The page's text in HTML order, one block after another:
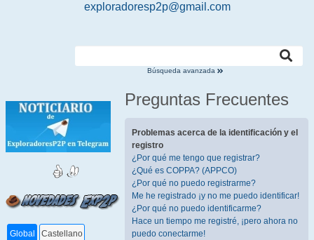
exploradoresp2p@gmail.com
Búsqueda avanzada
Global Castellano
Preguntas Frecuentes
Problemas acerca de la identificación y el
registro
¿Por qué me tengo que registrar?
¿Qué es COPPA? (APPCO)
¿Por qué no puedo registrarme?
Me he registrado ¡y no me puedo identificar!
¿Por qué no puedo identificarme?
Hace un tiempo me registré, ¡pero ahora no
puedo conectarme!